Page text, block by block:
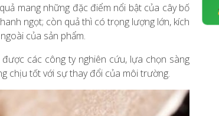
mang những đặc điểm nổi bật của cây bố
ngọt; còn quả thì có trọng lượng lớn, kích
của sản phẩm.
các công ty nghiên cứu, lựa chọn sàng
chịu tốt với sự thay đổi của môi trường.